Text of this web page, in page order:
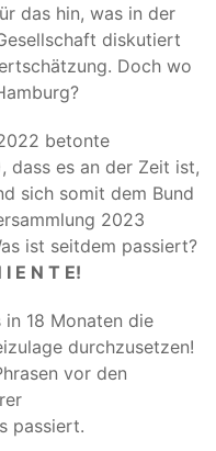
das hin, was in der
diskutiert
Doch wo
betonte
dass es an der Zeit ist,
sich somit dem Bund
2023
ist seitdem passiert?
N T E!
18 Monaten die
durchzusetzen!
vor den
passiert.